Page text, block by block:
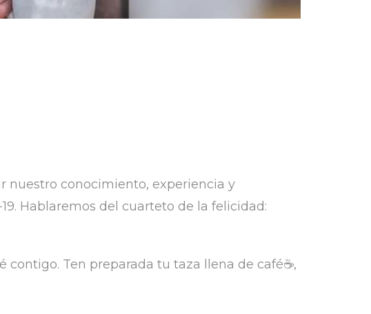
nuestro conocimiento, experiencia y
Hablaremos del cuarteto de la felicidad:
contigo. Ten preparada tu taza llena de café☕,